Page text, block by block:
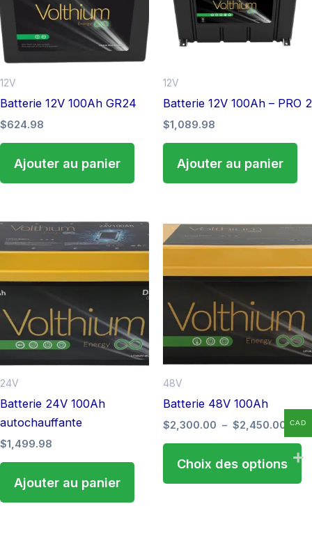
12V
Batterie 12V 100Ah GR24
$624.98
Ajouter au panier
12V
Batterie 12V 100Ah – PRO 2
$1,089.98
Ajouter au panier
24V
Batterie 24V 100Ah
autochauffante
$1,499.98
Ajouter au panier
48V
Batterie 48V 100Ah
$2,300.00 – $2,450.00
de
prix :
à
Choix des options
a
la
CAD